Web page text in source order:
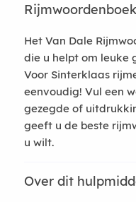
Rijmwoordenboek
Het Van Dale
die u helpt om leuke
Voor Sinterklaas
eenvoudig! Vul een
gezegde of
geeft u de beste
u wilt.
Over dit